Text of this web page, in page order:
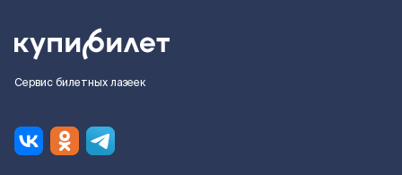
Сервис билетных лазеек